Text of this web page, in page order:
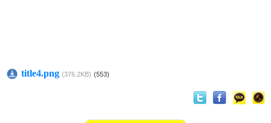
title4.png (376.2KB) (553)